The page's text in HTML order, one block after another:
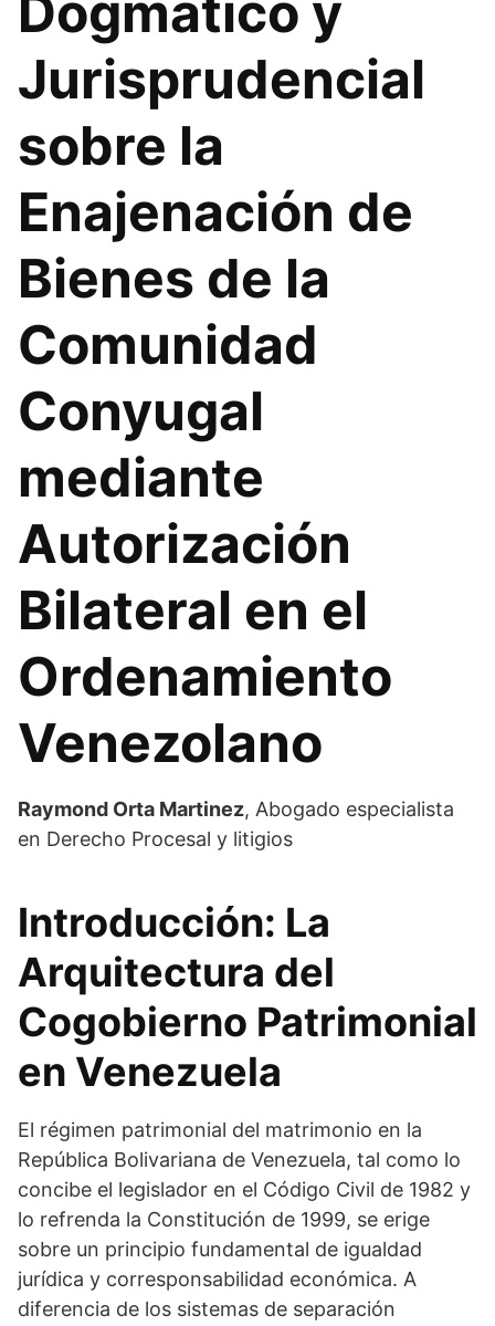
Jurisprudencial
sobre la
Enajenación de
Bienes de la
Comunidad
Conyugal
mediante
Autorización
Bilateral en el
Ordenamiento
Venezolano
Raymond Orta Martinez, Abogado especialista
en Derecho Procesal y litigios
Introducción: La
Arquitectura del
Cogobierno Patrimonial
en Venezuela
El régimen patrimonial del matrimonio en la
República Bolivariana de Venezuela, tal como lo
concibe el legislador en el Código Civil de 1982 y
lo refrenda la Constitución de 1999, se erige
sobre un principio fundamental de igualdad
jurídica y corresponsabilidad económica. A
diferencia de los sistemas de separación